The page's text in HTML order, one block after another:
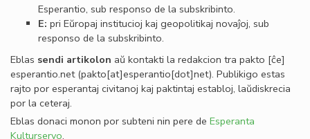
Esperantio, sub responso de la subskribinto.
E: pri Eŭropaj institucioj kaj geopolitikaj novaĵoj, sub
responso de la subskribinto.
Eblas sendi artikolon aŭ kontakti la redakcion tra pakto [ĉe]
esperantio.net(pakto[at]esperantio[dot]net). Publikigo estas
rajto por esperantaj civitanoj kaj paktintaj establoj, laŭdiskrecia
por la ceteraj.
Eblas donaci monon por subteni nin pere de Esperanta
Kulturservo.